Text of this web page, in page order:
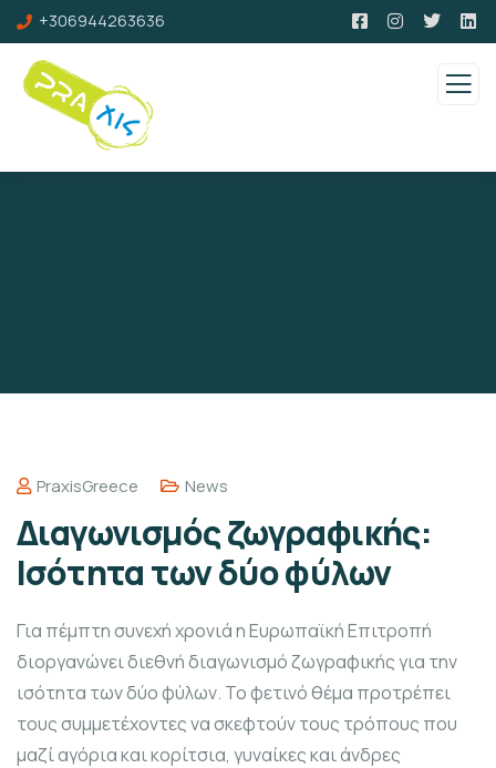
+306944263636
PraxisGreece News
Διαγωνισμός ζωγραφικής:
Ισότητα των δύο φύλων
Για πέμπτη συνεχή χρονιά η Ευρωπαϊκή Επιτροπή
διοργανώνει διεθνή διαγωνισμό ζωγραφικής για την
ισότητα των δύο φύλων. Το φετινό θέμα προτρέπει
τους συμμετέχοντες να σκεφτούν τους τρόπους που
μαζί αγόρια και κορίτσια, γυναίκες και άνδρες